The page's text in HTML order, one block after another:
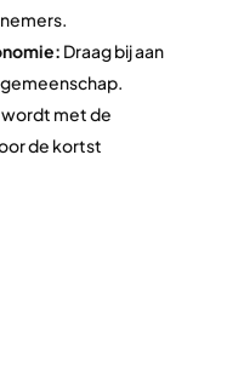
Draag bij aan
met de
de kortst